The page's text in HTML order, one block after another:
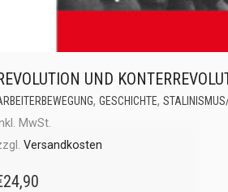
UND
, GESCHICHTE,
MwSt.
Versandkosten
24,90